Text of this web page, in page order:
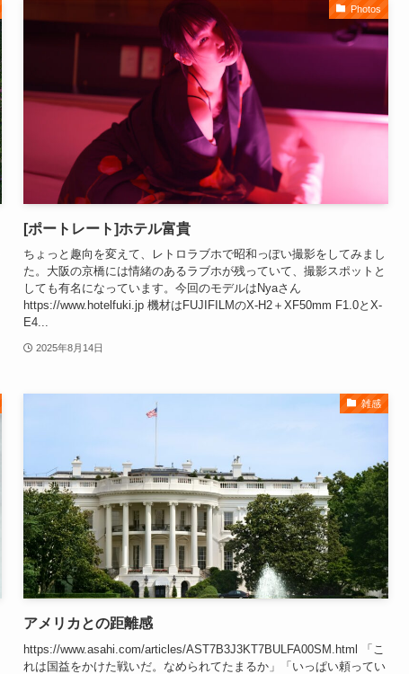
Photos
[ポートレート]ホテル富貴
ちょっと趣向を変えて、レトロラブホで昭和っぽい撮影をしてみまし
た。大阪の京橋には情緒のあるラブホが残っていて、撮影スポットと
しても有名になっています。今回のモデルはNyaさん
https://www.hotelfuki.jp 機材はFUJIFILMのX-H2＋XF50mm F1.0とX-
E4...
2025年8月14日
雑感
アメリカとの距離感
https://www.asahi.com/articles/AST7B3J3KT7BULFA00SM.html 「こ
れは国益をかけた戦いだ。なめられてたまるか」「いっぱい頼ってい